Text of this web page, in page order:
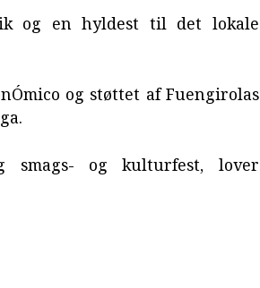
og en hyldest til det lokale
og støttet af Fuengirolas
smags- og kulturfest, lover